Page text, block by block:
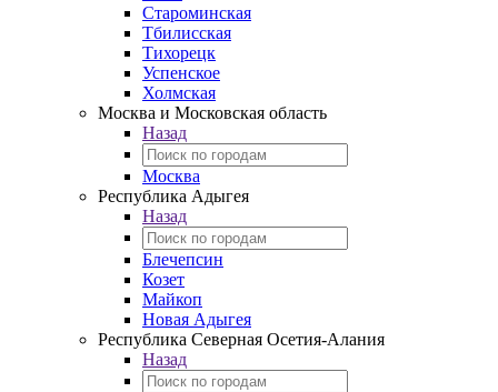
Староминская
Тбилисская
Тихорецк
Успенское
Холмская
Москва и Московская область
Назад
Москва
Республика Адыгея
Назад
Блечепсин
Козет
Майкоп
Новая Адыгея
Республика Северная Осетия-Алания
Назад